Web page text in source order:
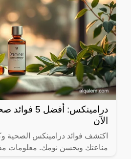
درامينكس:
الآن
اكتشف فوائد درامينكس الصحية
مناعتك ويحسن نومك. معلومات